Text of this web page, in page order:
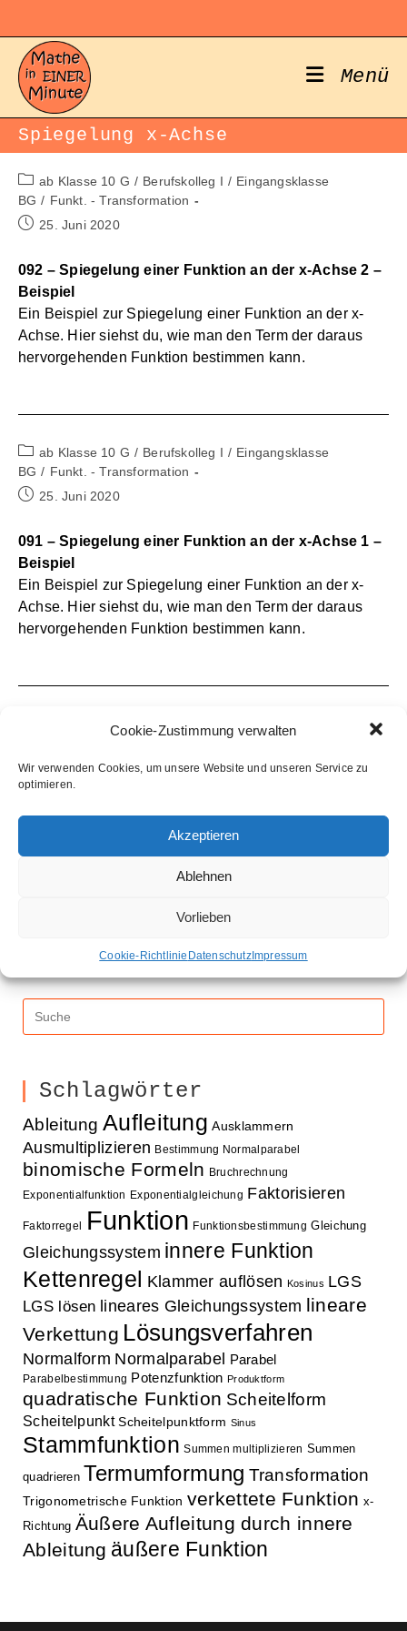
Cookie-Zustimmung verwalten
Wir verwenden Cookies, um unsere Website und unseren Service zu
optimieren.
Akzeptieren
Ablehnen
Vorlieben
Cookie-Richtlinie DatenschutzImpressum
springen
Menü
Spiegelung x-Achse
Beitrags-
Kategorie:
ab Klasse 10 G / Berufskolleg I / Eingangsklasse
BG / Funkt. - Transformation
Beitrag25. Juni 2020
092 – Spiegelung einer Funktion an der x-Achse 2 –
Beispiel
Ein Beispiel zur Spiegelung einer Funktion an der x-
Achse. Hier siehst du, wie man den Term der daraus
hervorgehenden Funktion bestimmen kann.
Beitrags-
Kategorie:
ab Klasse 10 G / Berufskolleg I / Eingangsklasse
BG / Funkt. - Transformation
Beitrag25. Juni 2020
091 – Spiegelung einer Funktion an der x-Achse 1 –
Beispiel
Ein Beispiel zur Spiegelung einer Funktion an der x-
Achse. Hier siehst du, wie man den Term der daraus
hervorgehenden Funktion bestimmen kann.
ab Klasse 10 G / Berufskolleg I
Eingangsklasse
Beitrag
veröffentlicht:
25. Juni 2020
090 – Spiegelung einer Funktion an der x-Achse –
Die Spiegelung einer Funktion an der x-Achse. Hier
erfährst du, was dabei passiert und wie man zum Term
Schlagwörter
Ableitung Aufleitung Ausklammern
Ausmultiplizieren Bestimmung Normalparabel
binomische Formeln Bruchrechnung
Exponentialfunktion Exponentialgleichung Faktorisieren
Faktorregel Funktion Funktionsbestimmung Gleichung
Gleichungssystem innere Funktion
Kettenregel Klammer auflösen Kosinus LGS
LGS lösen lineares Gleichungssystem lineare
Verkettung Lösungsverfahren
Normalform Normalparabel Parabel
Parabelbestimmung Potenzfunktion Produktform
quadratische Funktion Scheitelform
Scheitelpunkt Scheitelpunktform Sinus
Stammfunktion Summen multiplizieren Summen
quadrieren Termumformung Transformation
Trigonometrische Funktion verkettete Funktion x-
Richtung Äußere Aufleitung durch innere
Ableitung äußere Funktion